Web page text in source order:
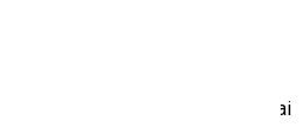
mērķis, par kuru mums
un solidaritāte. To es
To izdevās realizēt tikai